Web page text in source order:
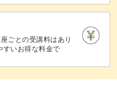
ごとの受講料はあり
すいお得な料金で